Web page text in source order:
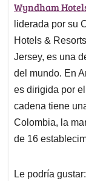
Wyndham
liderada por su
Hotels &
Jersey, es una
del mundo. En
es dirigida por
cadena tiene
Colombia, la
de 16
Le podría gustar: